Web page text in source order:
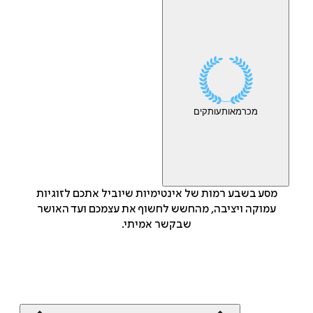
מכרמאותעותקים
מסע בשבע רמות של אינטימיות שיוביל אתכם לזוגיות
עמוקה ויציבה, מהחשש לחשוף את עצמכם ועד האושר
שבקשר אמיתי.